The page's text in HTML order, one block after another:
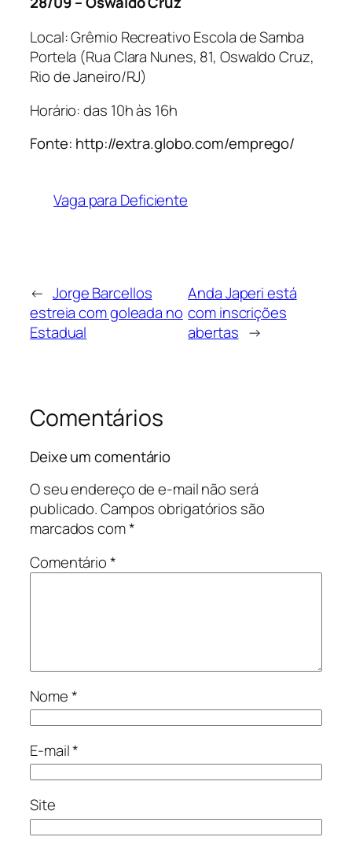
Local: Grêmio Recreativo Escola de Samba
Portela (Rua Clara Nunes, 81, Oswaldo Cruz,
Rio de Janeiro/RJ)
Horário: das 10h às 16h
Fonte: http://extra.globo.com/emprego/
Vaga para Deficiente
← Jorge Barcellos
estreia com goleada no
Estadual
Anda Japeri está
com inscrições
abertas →
Comentários
Deixe um comentário
O seu endereço de e-mail não será
publicado.Campos obrigatórios são
marcados com*
Comentário*
Nome*
E-mail*
Site